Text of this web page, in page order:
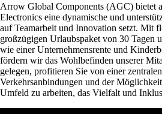
Arrow Global Components (AGC) bietet
Electronics eine dynamische und
auf Teamarbeit und Innovation setzt. Mit
großzügigen Urlaubspaket von 30 Tagen
wie einer Unternehmensrente und
fördern wir das Wohlbefinden unserer
gelegen, profitieren Sie von einer
Verkehrsanbindungen und der
Umfeld zu arbeiten, das Vielfalt und